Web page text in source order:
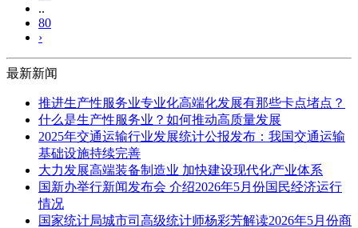
..
80
›
最新新闻
推进生产性服务业专业化高端化发展有那些卡点堵点？
什么是生产性服务业？如何推动高质量发展
2025年交通运输行业发展统计公报发布：我国交通运输
基础设施持续完善
大力发展高端装备制造业 加快建设现代化产业体系
国新办举行新闻发布会 介绍2026年5月份国民经济运行
情况
国家统计局城市司高级统计师杨彩芳解读2026年5月份商